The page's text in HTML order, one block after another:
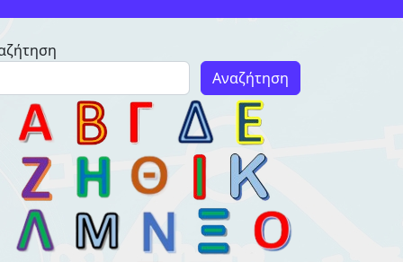
Αναζήτηση